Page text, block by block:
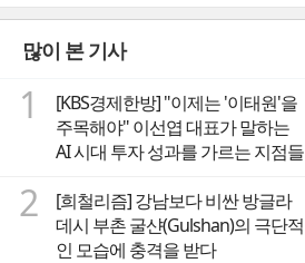
많이 본 기사
1
[KBS경제한방] "이제는 '이태원'을
주목해야" 이선엽 대표가 말하는
AI 시대 투자 성과를 가르는 지점들
2
[희철리즘] 강남보다 비싼 방글라
데시 부촌 굴샨(Gulshan)의 극단적
인 모습에 충격을 받다